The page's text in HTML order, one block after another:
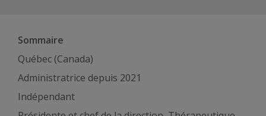
Sommaire
Québec (Canada)
Administratrice depuis 2021
Indépendant